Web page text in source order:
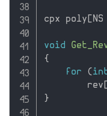
cpx poly [NS
void
{
for
(
        rev
}